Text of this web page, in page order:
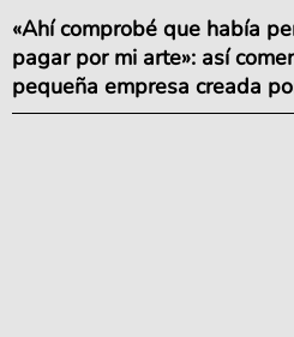
«Ahí comprobé que había
pagar por mi arte»: así
pequeña empresa creada